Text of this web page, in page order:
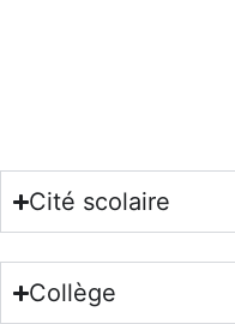
Cité scolaire
Collège